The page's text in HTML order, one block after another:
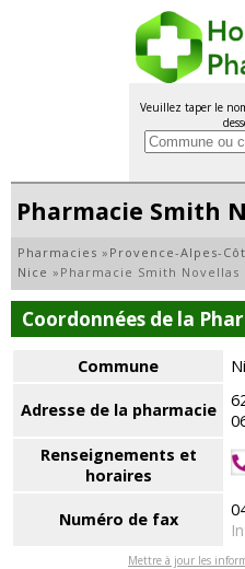
Veuillez taper le
Pharmacie Smith
Pharmacies » Provence-Alpes-
Nice » Pharmacie Smith Novellas
Coordonnées de la
Commune
Adresse de la pharmacie
Renseignements et
horaires
Numéro de fax
Mettre à jour les